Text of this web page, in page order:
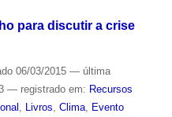
para discutir a crise
06/03/2015 — última
— registrado em: Recursos
Livros Clima,
Evento